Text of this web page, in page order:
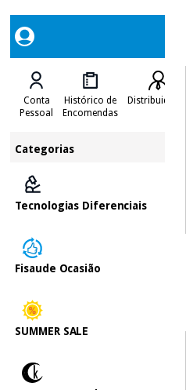
Conta
Pessoal
Histórico de
Encomendas
Distribuidores
Categorias
Tecnologias Diferenciais
Fisaude Ocasião
SUMMER SALE